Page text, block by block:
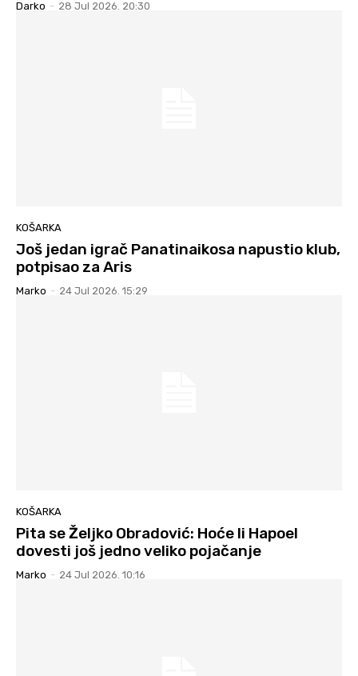
Darko - 28 Jul 2026. 20:30
KOŠARKA
Još jedan igrač Panatinaikosa napustio klub,
potpisao za Aris
Marko - 24 Jul 2026. 15:29
KOŠARKA
Pita se Željko Obradović: Hoće li Hapoel
dovesti još jedno veliko pojačanje
Marko - 24 Jul 2026. 10:16